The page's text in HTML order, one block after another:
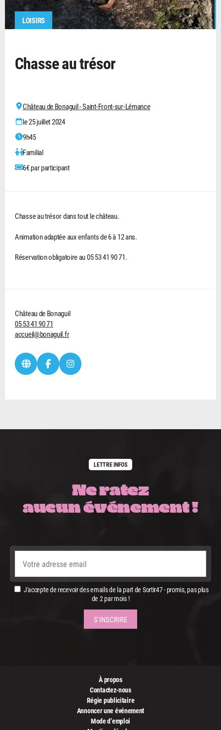
LOISIRS
Chasse au trésor
Château de Bonaguil - Saint-Front-sur-Lémance
le 25 juillet 2024
9h45
Familial
6€ par participant
Chasse au trésor dans tout le château.
Animation adaptée aux enfants de 6 à 12 ans.
Réservation obligatoire au 05 53 41 90 71.
Château de Bonaguil
05 53 41 90 71
accueil@bonaguil.fr
LETTRE INFOS
Ne ratez
aucun événement !
J'accepte de recevoir des emails de la part de Sortir47 - promis, pas plus
de 2 par mois !
À propos
Contactez-nous
Régie publicitaire
Annoncer une événement
Mode d’emploi